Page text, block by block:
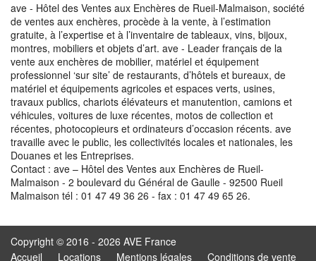
ave - Hôtel des Ventes aux Enchères de Rueil-Malmaison, société
de ventes aux enchères, procède à la vente, à l’estimation
gratuite, à l’expertise et à l’inventaire de tableaux, vins, bijoux,
montres, mobiliers et objets d’art. ave - Leader français de la
vente aux enchères de mobilier, matériel et équipement
professionnel ‘sur site’ de restaurants, d’hôtels et bureaux, de
matériel et équipements agricoles et espaces verts, usines,
travaux publics, chariots élévateurs et manutention, camions et
véhicules, voitures de luxe récentes, motos de collection et
récentes, photocopieurs et ordinateurs d’occasion récents. ave
travaille avec le public, les collectivités locales et nationales, les
Douanes et les Entreprises.
Contact : ave – Hôtel des Ventes aux Enchères de Rueil-
Malmaison - 2 boulevard du Général de Gaulle - 92500 Rueil
Malmaison tél : 01 47 49 36 26 - fax : 01 47 49 65 26.
Copyright © 2016 - 2026 AVE France
Accueil
Locations Mentions légales Conditions de vente